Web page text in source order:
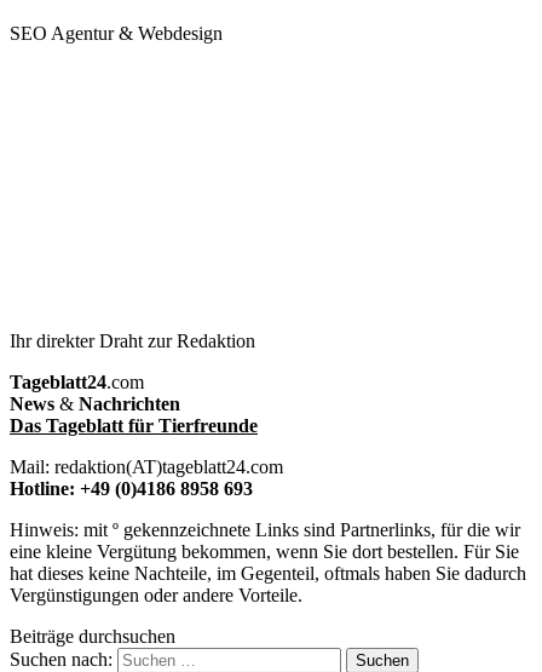
SEO Agentur & Webdesign
Ihr direkter Draht zur Redaktion
Tageblatt24.com
News & Nachrichten
Das Tageblatt für Tierfreunde
Mail: redaktion(AT)tageblatt24.com
Hotline: +49 (0)4186 8958 693
Hinweis: mit º gekennzeichnete Links sind Partnerlinks, für die wir
eine kleine Vergütung bekommen, wenn Sie dort bestellen. Für Sie
hat dieses keine Nachteile, im Gegenteil, oftmals haben Sie dadurch
Vergünstigungen oder andere Vorteile.
Beiträge durchsuchen
Suchen nach: